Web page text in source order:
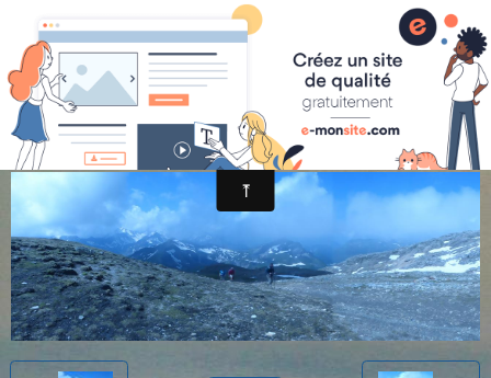
randonnée et découverte nature
a (26)